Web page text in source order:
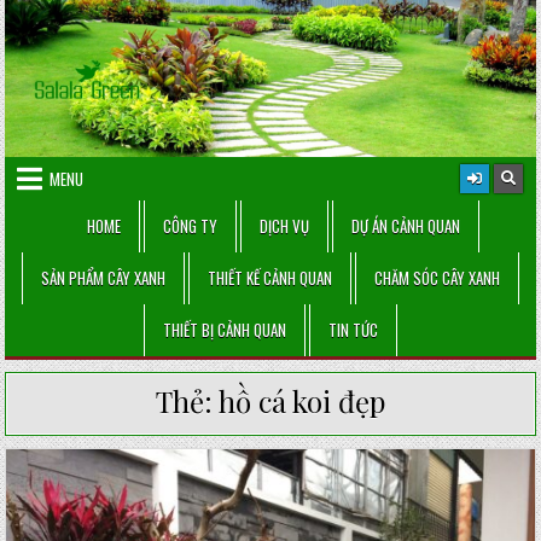
Skip
to
content
MENU
HOME
CÔNG TY DỊCH VỤ DỰ ÁN CẢNH QUAN
SẢN PHẨM CÂY XANH THIẾT KẾ CẢNH QUAN CHĂM SÓC CÂY XANH
THIẾT BỊ CẢNH QUAN TIN TỨC
Thẻ: hồ cá koi đẹp
Posted
in